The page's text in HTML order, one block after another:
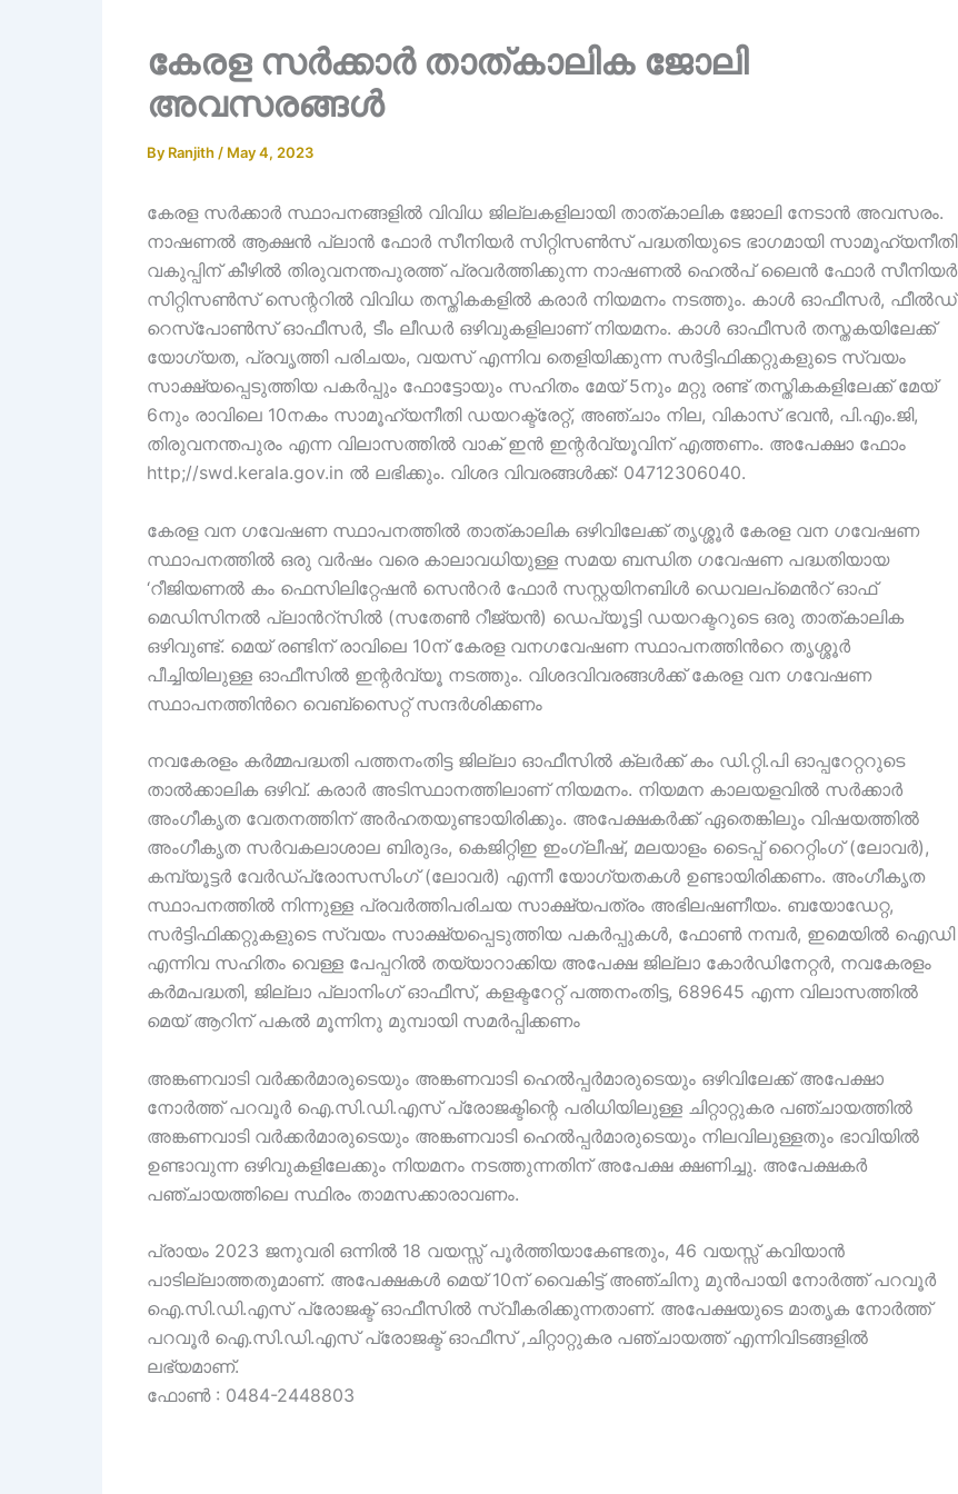
കേരള സർക്കാർ താത്കാലിക ജോലി
അവസരങ്ങൾ
By Ranjith / May 4, 2023
കേരള സർക്കാർ സ്ഥാപനങ്ങളിൽ വിവിധ ജില്ലകളിലായി താത്കാലിക ജോലി നേടാൻ അവസരം.
നാഷണൽ ആക്ഷൻ പ്ലാൻ ഫോർ സീനിയർ സിറ്റിസൺസ് പദ്ധതിയുടെ ഭാഗമായി സാമൂഹ്യനീതി
വകുപ്പിന് കീഴിൽ തിരുവനന്തപുരത്ത് പ്രവർത്തിക്കുന്ന നാഷണൽ ഹെൽപ് ലൈൻ ഫോർ സീനിയർ
സിറ്റിസൺസ് സെന്ററിൽ വിവിധ തസ്തികകളിൽ കരാർ നിയമനം നടത്തും. കാൾ ഓഫീസർ, ഫീൽഡ്
റെസ്പോൺസ് ഓഫീസർ, ടീം ലീഡർ ഒഴിവുകളിലാണ് നിയമനം. കാൾ ഓഫീസർ തസ്തകയിലേക്ക്
യോഗ്യത, പ്രവൃത്തി പരിചയം, വയസ് എന്നിവ തെളിയിക്കുന്ന സർട്ടിഫിക്കറ്റുകളുടെ സ്വയം
സാക്ഷ്യപ്പെടുത്തിയ പകർപ്പും ഫോട്ടോയും സഹിതം മേയ് 5നും മറ്റു രണ്ട് തസ്തികകളിലേക്ക് മേയ്
6നും രാവിലെ 10നകം സാമൂഹ്യനീതി ഡയറക്ട്രേറ്റ്, അഞ്ചാം നില, വികാസ് ഭവൻ, പി.എം.ജി,
തിരുവനന്തപുരം എന്ന വിലാസത്തിൽ വാക് ഇൻ ഇന്റർവ്യൂവിന് എത്തണം. അപേക്ഷാ ഫോം
http;//swd.kerala.gov.in ൽ ലഭിക്കും. വിശദ വിവരങ്ങൾക്ക്: 04712306040.
കേരള വന ഗവേഷണ സ്ഥാപനത്തിൽ താത്കാലിക ഒഴിവിലേക്ക് തൃശ്ശൂർ കേരള വന ഗവേഷണ
സ്ഥാപനത്തിൽ ഒരു വർഷം വരെ കാലാവധിയുള്ള സമയ ബന്ധിത ഗവേഷണ പദ്ധതിയായ
‘റീജിയണൽ കം ഫെസിലിറ്റേഷൻ സെൻറർ ഫോർ സസ്റ്റയിനബിൾ ഡെവലപ്മെൻറ് ഓഫ്
മെഡിസിനൽ പ്ലാൻറ്സിൽ (സതേൺ റീജ്യൻ) ഡെപ്യൂട്ടി ഡയറക്ടറുടെ ഒരു താത്കാലിക
ഒഴിവുണ്ട്. മെയ് രണ്ടിന് രാവിലെ 10ന് കേരള വനഗവേഷണ സ്ഥാപനത്തിൻറെ തൃശ്ശൂർ
പീച്ചിയിലുള്ള ഓഫീസിൽ ഇന്റർവ്യൂ നടത്തും. വിശദവിവരങ്ങൾക്ക് കേരള വന ഗവേഷണ
സ്ഥാപനത്തിൻറെ വെബ്സൈറ്റ് സന്ദർശിക്കണം
നവകേരളം കര്‍മ്മപദ്ധതി പത്തനംതിട്ട ജില്ലാ ഓഫീസില്‍ ക്ലര്‍ക്ക് കം ഡി.റ്റി.പി ഓപ്പറേറ്ററുടെ
താല്‍ക്കാലിക ഒഴിവ്. കരാര്‍ അടിസ്ഥാനത്തിലാണ് നിയമനം. നിയമന കാലയളവില്‍ സര്‍ക്കാര്‍
അംഗീകൃത വേതനത്തിന് അര്‍ഹതയുണ്ടായിരിക്കും. അപേക്ഷകര്‍ക്ക് ഏതെങ്കിലും വിഷയത്തില്‍
അംഗീകൃത സര്‍വകലാശാല ബിരുദം, കെജിറ്റിഇ ഇംഗ്ലീഷ്, മലയാളം ടൈപ്പ് റൈറ്റിംഗ് (ലോവര്‍),
കമ്പ്യൂട്ടര്‍ വേര്‍ഡ്പ്രോസസിംഗ് (ലോവര്‍) എന്നീ യോഗ്യതകള്‍ ഉണ്ടായിരിക്കണം. അംഗീകൃത
സ്ഥാപനത്തില്‍ നിന്നുള്ള പ്രവര്‍ത്തിപരിചയ സാക്ഷ്യപത്രം അഭിലഷണീയം. ബയോഡേറ്റ,
സര്‍ട്ടിഫിക്കറ്റുകളുടെ സ്വയം സാക്ഷ്യപ്പെടുത്തിയ പകര്‍പ്പുകള്‍, ഫോണ്‍ നമ്പര്‍, ഇമെയില്‍ ഐഡി
എന്നിവ സഹിതം വെള്ള പേപ്പറില്‍ തയ്യാറാക്കിയ അപേക്ഷ ജില്ലാ കോര്‍ഡിനേറ്റര്‍, നവകേരളം
കര്‍മപദ്ധതി, ജില്ലാ പ്ലാനിംഗ് ഓഫീസ്, കളക്ടറേറ്റ് പത്തനംതിട്ട, 689645 എന്ന വിലാസത്തില്‍
മെയ് ആറിന് പകല്‍ മൂന്നിനു മുമ്പായി സമര്‍പ്പിക്കണം
അങ്കണവാടി വർക്കർമാരുടെയും അങ്കണവാടി ഹെൽപ്പർമാരുടെയും ഒഴിവിലേക്ക് അപേക്ഷാ
നോർത്ത് പറവൂർ ഐ.സി.ഡി.എസ് പ്രോജക്ടിന്റെ പരിധിയിലുള്ള ചിറ്റാറ്റുകര പഞ്ചായത്തിൽ
അങ്കണവാടി വർക്കർമാരുടെയും അങ്കണവാടി ഹെൽപ്പർമാരുടെയും നിലവിലുള്ളതും ഭാവിയിൽ
ഉണ്ടാവുന്ന ഒഴിവുകളിലേക്കും നിയമനം നടത്തുന്നതിന് അപേക്ഷ ക്ഷണിച്ചു. അപേക്ഷകർ
പഞ്ചായത്തിലെ സ്ഥിരം താമസക്കാരാവണം.
പ്രായം 2023 ജനുവരി ഒന്നിൽ 18 വയസ്സ് പൂർത്തിയാകേണ്ടതും, 46 വയസ്സ് കവിയാൻ
പാടില്ലാത്തതുമാണ്. അപേക്ഷകൾ മെയ് 10ന് വൈകിട്ട് അഞ്ചിനു മുൻപായി നോർത്ത് പറവൂർ
ഐ.സി.ഡി.എസ് പ്രോജക്ട് ഓഫീസിൽ സ്വീകരിക്കുന്നതാണ്. അപേക്ഷയുടെ മാതൃക നോർത്ത്
പറവൂർ ഐ.സി.ഡി.എസ് പ്രോജക്ട് ഓഫീസ് ,ചിറ്റാറ്റുകര പഞ്ചായത്ത് എന്നിവിടങ്ങളിൽ
ലഭ്യമാണ്.
ഫോൺ : 0484-2448803